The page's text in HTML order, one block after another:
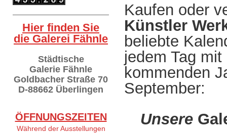
Kaufen oder
Künstler
beliebte
jedem Tag
kommenden
September:
Unsere
Hier finden Sie
die Galerei Fähnle
Städtische
Galerie Fähnle
Goldbacher Straße 70
D-88662 Überlingen
ÖFFNUNGSZEITEN
Während der Ausstellungen